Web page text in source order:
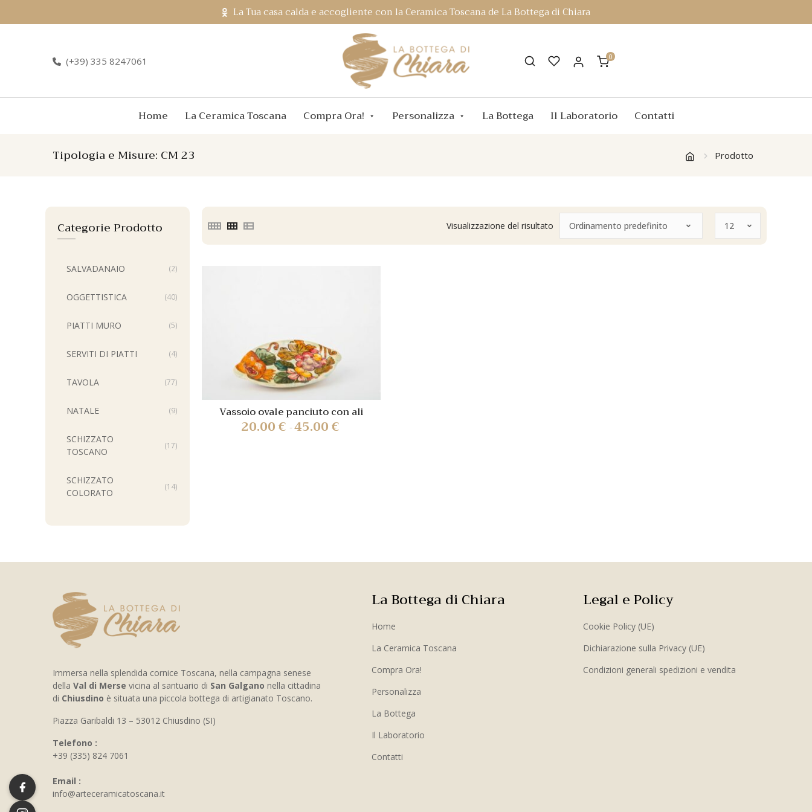
La Tua casa calda e accogliente con la Ceramica Toscana de La Bottega di Chiara
(+39) 335 8247061 0
Home La Ceramica Toscana Compra Ora! Personalizza La Bottega Il Laboratorio Contatti
Tipologia e Misure: CM 23 Prodotto
Categorie Prodotto
SALVADANAIO (2)
OGGETTISTICA (40)
PIATTI MURO (5)
SERVITI DI PIATTI (4)
TAVOLA (77)
NATALE (9)
SCHIZZATO
TOSCANO
(17)
SCHIZZATO
COLORATO
(14)
Visualizzazione del risultato
Vassoio ovale panciuto con ali
20.00€ -45.00€
Immersa nella splendida cornice Toscana, nella campagna senese
della Val di Merse vicina al santuario di San Galgano nella cittadina
di Chiusdino è situata una piccola bottega di artigianato Toscano.
Piazza Garibaldi 13 – 53012 Chiusdino (SI)
Telefono :
+39 (335) 824 7061
Email :
info@arteceramicatoscana.it
La Bottega di Chiara
Home
La Ceramica Toscana
Compra Ora!
Personalizza
La Bottega
Il Laboratorio
Contatti
Legal e Policy
Cookie Policy (UE)
Dichiarazione sulla Privacy (UE)
Condizioni generali spedizioni e vendita